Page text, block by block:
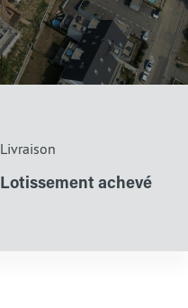
Livraison
Lotissement achevé